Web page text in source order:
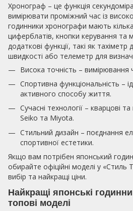
Хронограф – це функція
вимірювати проміжний час із
годинники хронографи мають
циферблатів, кнопки керування та
додаткові функції, такі як
швидкості або телеметр для
Висока точність –
Спортивна функціональність –
активного способу життя.
Сучасні технології – кварцові та
Seiko та Miyota.
Стильний дизайн – поєднання
спортивної естетики.
Якщо вам потрібен японський
обирайте офіційні моделі у «Стиль
вибір та найкращі ціни.
Найкращі японські
топові моделі